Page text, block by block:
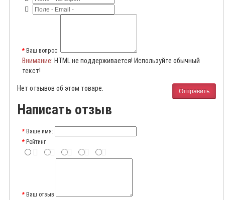
Ваш вопрос:
Внимание: HTML не поддерживается! Используйте обычный
текст!
Отправить
Нет отзывов об этом товаре.
Написать отзыв
Ваше имя:
Рейтинг
Ваш отзыв